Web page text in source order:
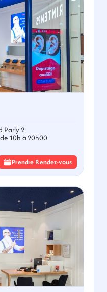
Parly 2
10h à 20h00
Prendre Rendez-vous